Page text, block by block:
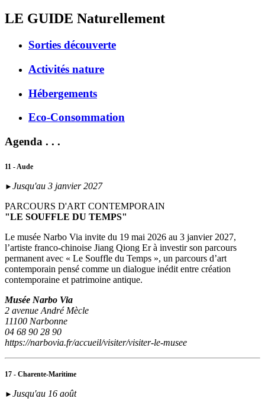
LE GUIDE Naturellement
Sorties découverte
Activités nature
Hébergements
Eco-Consommation
Agenda . . .
11 - Aude
► Jusqu'au 3 janvier 2027
PARCOURS D'ART CONTEMPORAIN
"LE SOUFFLE DU TEMPS"
Le musée Narbo Via invite du 19 mai 2026 au 3 janvier 2027,
l’artiste franco-chinoise Jiang Qiong Er à investir son parcours
permanent avec « Le Souffle du Temps », un parcours d’art
contemporain pensé comme un dialogue inédit entre création
contemporaine et patrimoine antique.
Musée Narbo Via
2 avenue André Mècle
11100 Narbonne
04 68 90 28 90
https://narbovia.fr/accueil/visiter/visiter-le-musee
17 - Charente-Maritime
► Jusqu'au 16 août